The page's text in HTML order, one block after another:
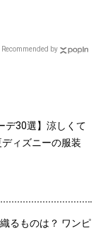
Recommended by
デ30選】涼しくて
ィズニーの服装
るものは？ ワンピ